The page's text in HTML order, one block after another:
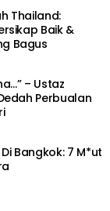
Thailand:
Baik &
Bagus
– Ustaz
Perbualan
Bangkok: 7 M*ut